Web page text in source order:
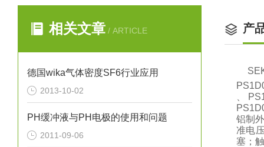
相关文章 / ARTICLE
德国wika气体密度SF6行业应用
2013-10-02
PH缓冲液与PH电极的使用和问题
2011-09-06
产
、
铝制
准电
塞；